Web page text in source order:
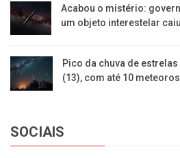
Acabou o mistério:
um objeto interestelar
Pico da chuva de
(13), com até 10
SOCIAIS